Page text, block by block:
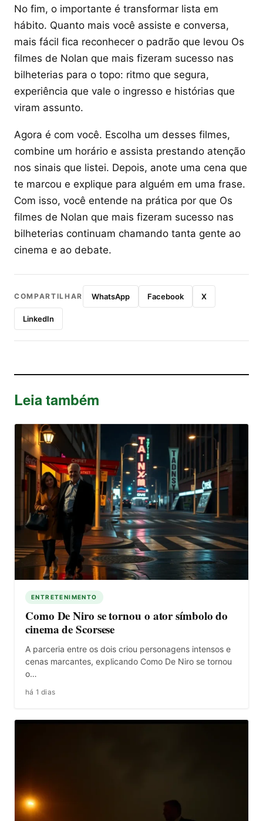
No fim, o importante é transformar lista em
hábito. Quanto mais você assiste e conversa,
mais fácil fica reconhecer o padrão que levou Os
filmes de Nolan que mais fizeram sucesso nas
bilheterias para o topo: ritmo que segura,
experiência que vale o ingresso e histórias que
viram assunto.
Agora é com você. Escolha um desses filmes,
combine um horário e assista prestando atenção
nos sinais que listei. Depois, anote uma cena que
te marcou e explique para alguém em uma frase.
Com isso, você entende na prática por que Os
filmes de Nolan que mais fizeram sucesso nas
bilheterias continuam chamando tanta gente ao
cinema e ao debate.
COMPARTILHAR WhatsApp Facebook X
LinkedIn
Leia também
ENTRETENIMENTO
Como De Niro se tornou o ator símbolo do
cinema de Scorsese
A parceria entre os dois criou personagens intensos e
cenas marcantes, explicando Como De Niro se tornou
o…
há 1 dias